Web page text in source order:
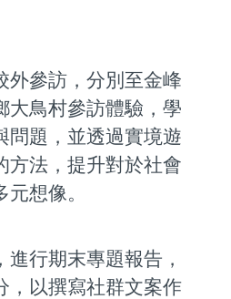
外參訪，分別至金峰
大鳥村參訪體驗，學
問題，並透過實境遊
方法，提升對於社會
想像。
，進行期末專題報告，
，以撰寫社群文案作